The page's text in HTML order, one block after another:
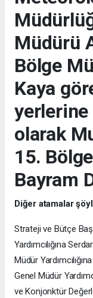
Müdürü
Bölge
Kaya
yerlerine
olarak
15.
Bayram
Diğer atamalar
Strateji ve Bütçe
Yardımcılığına
Müdür
Genel Müdür
ve Konjonktür